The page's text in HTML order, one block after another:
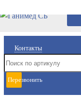
Контакты
Перезвонить
мне